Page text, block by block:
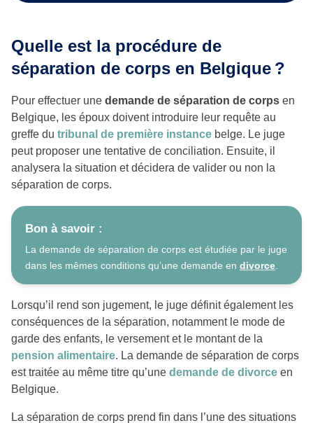
Quelle est la procédure de
séparation de corps en Belgique ?
Pour effectuer une demande de séparation de corps en
Belgique, les époux doivent introduire leur requête au
greffe du tribunal de première instance belge. Le juge
peut proposer une tentative de conciliation. Ensuite, il
analysera la situation et décidera de valider ou non la
séparation de corps.
Bon à savoir :
La demande de séparation de corps est étudiée par le juge
dans les mêmes conditions qu’une demande en divorce
Lorsqu’il rend son jugement, le juge définit également les
conséquences de la séparation, notamment le mode de
garde des enfants, le versement et le montant de la
pension alimentaire. La demande de séparation de corps
est traitée au même titre qu’une demande de divorce en
Belgique.
La séparation de corps prend fin dans l’une des situations